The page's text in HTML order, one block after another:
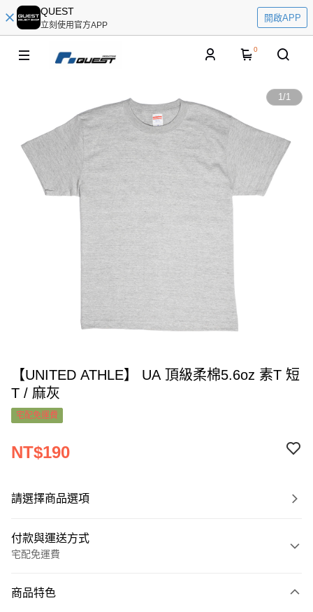
QUEST
立刻使用官方APP
開啟APP
0
1/1
【UNITED ATHLE】 UA 頂級柔棉5.6oz 素T 短
T / 麻灰
宅配免運費
NT$190
請選擇商品選項
付款與運送方式
宅配免運費
信用卡一次付款
商品特色